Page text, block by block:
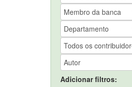
Adicionar filtros: